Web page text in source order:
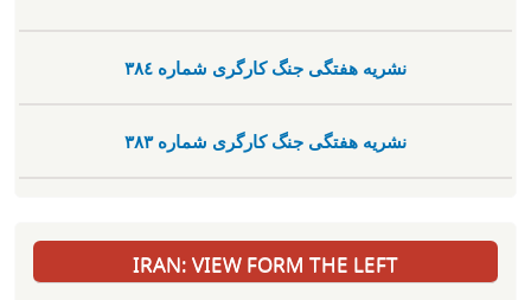
نشریە هفتگی جنگ کارگری شمارە ٣٨٤
نشریە هفتگی جنگ کارگری شمارە ٣٨٣
IRAN: VIEW FORM THE LEFT